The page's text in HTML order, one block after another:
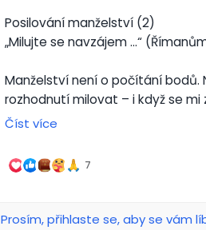
Posilování manželství (2)
„Milujte se navzájem …“ (Římanům
Manželství není o počítání bodů.
rozhodnutí milovat – i když se
sloužit a být tu pro svého
Místo soupeření povzbuzuj.
zelenější – zelenější je tam, kde
Číst více
7
Prosím, přihlaste se, aby se vám